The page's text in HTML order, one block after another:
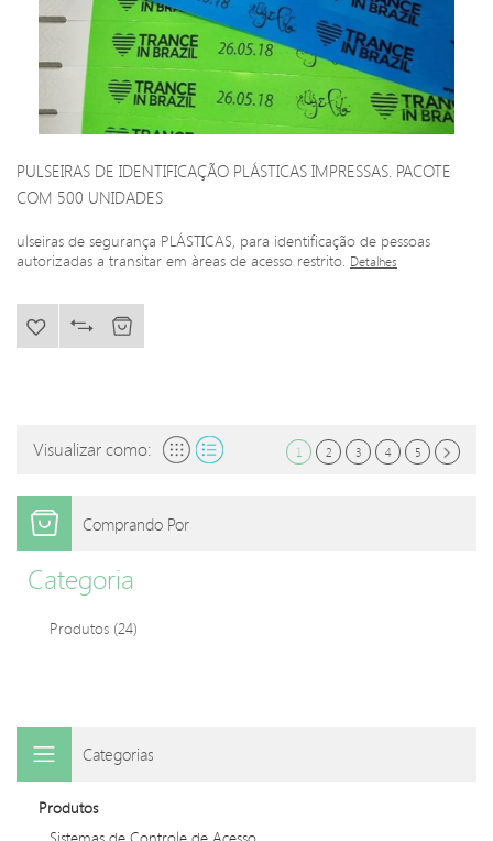
PULSEIRAS DE IDENTIFICAÇÃO PLÁSTICAS IMPRESSAS. PACOTE
COM 500 UNIDADES
ulseiras de segurança PLÁSTICAS, para identificação de pessoas
autorizadas a transitar em àreas de acesso restrito. Detalhes
Visualizar como: 1 2 3 4 5
Comprando Por
Categoria
Produtos (24)
Categorias
Produtos